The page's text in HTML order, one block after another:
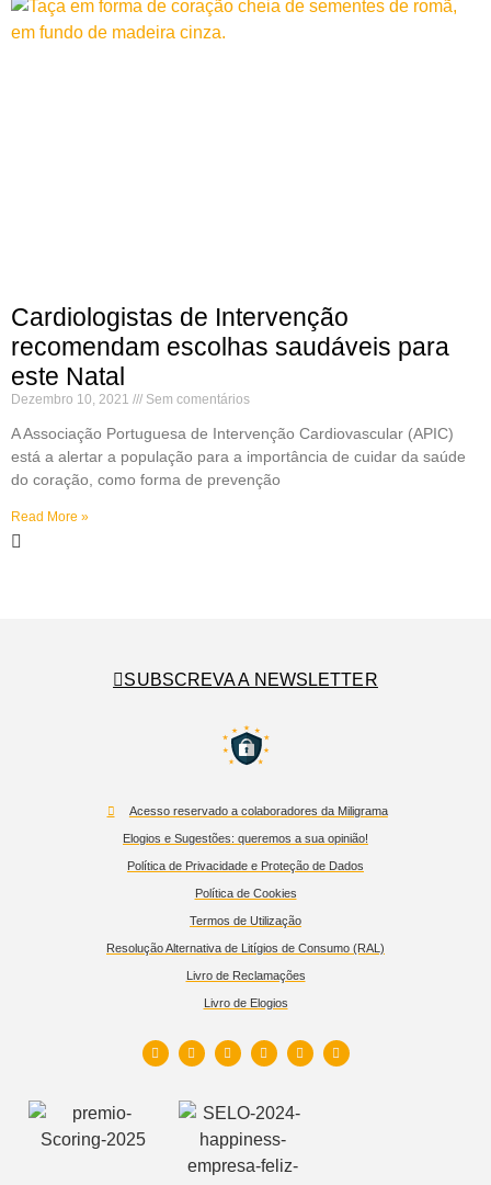
Cardiologistas de Intervenção
recomendam escolhas saudáveis para
este Natal
Dezembro 10, 2021 Sem comentários
A Associação Portuguesa de Intervenção Cardiovascular (APIC)
está a alertar a população para a importância de cuidar da saúde
do coração, como forma de prevenção
Read More »
SUBSCREVA A NEWSLETTER
Acesso reservado a colaboradores da Miligrama
Elogios e Sugestões: queremos a sua opinião!
Política de Privacidade e Proteção de Dados
Política de Cookies
Termos de Utilização
Resolução Alternativa de Litígios de Consumo (RAL)
Livro de Reclamações
Livro de Elogios